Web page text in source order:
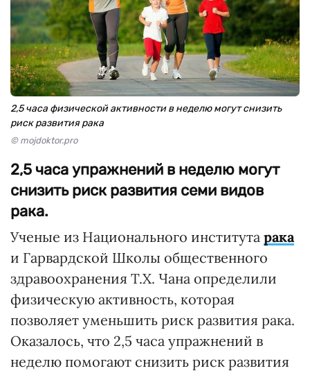
2,5 часа физической активности в неделю могут снизить
риск развития рака
© mojdoktor.pro
2,5 часа упражнений в неделю могут
снизить риск развития семи видов
рака.
Ученые из Национального института рака
и Гарвардской Школы общественного
здравоохранения Т.Х. Чана определили
физическую активность, которая
позволяет уменьшить риск развития рака.
Оказалось, что 2,5 часа упражнений в
неделю помогают снизить риск развития